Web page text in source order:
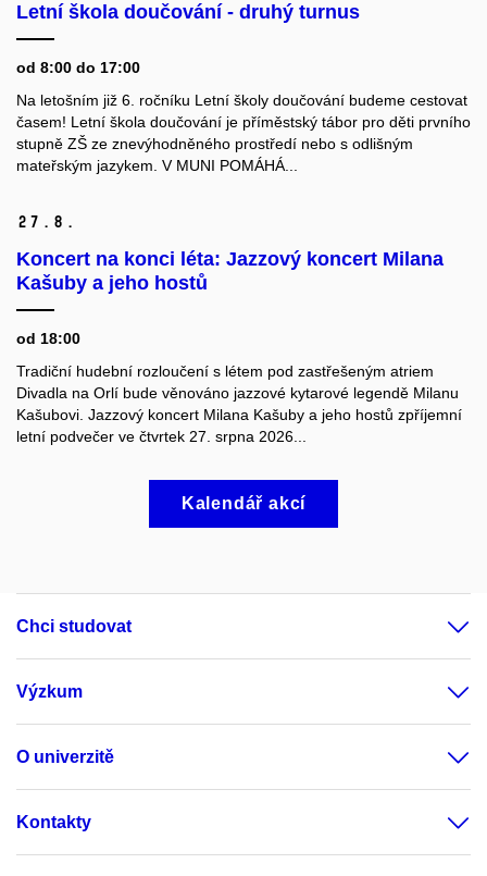
Letní škola doučování - druhý turnus
od 8:00 do 17:00
Na letošním již 6. ročníku Letní školy doučování budeme cestovat
časem! Letní škola doučování je příměstský tábor pro děti prvního
stupně ZŠ ze znevýhodněného prostředí nebo s odlišným
mateřským jazykem. V MUNI POMÁHÁ...
27. 8.
Koncert na konci léta: Jazzový koncert Milana
Kašuby a jeho hostů
od 18:00
Tradiční hudební rozloučení s létem pod zastřešeným atriem
Divadla na Orlí bude věnováno jazzové kytarové legendě Milanu
Kašubovi. Jazzový koncert Milana Kašuby a jeho hostů zpříjemní
letní podvečer ve čtvrtek 27. srpna 2026...
Kalendář akcí
Chci studovat
Výzkum
O univerzitě
Kontakty